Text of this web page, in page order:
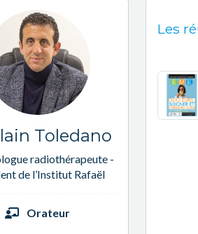
Toledano
radiothérapeute -
de l’Institut Rafaël
Orateur
Les